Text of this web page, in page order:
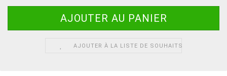
AJOUTER À LA LISTE DE SOUHAITS